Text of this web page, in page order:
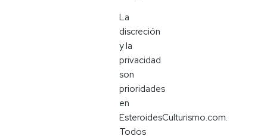
La
discreción
y la
privacidad
son
prioridades
en
EsteroidesCulturismo.com.
Todos